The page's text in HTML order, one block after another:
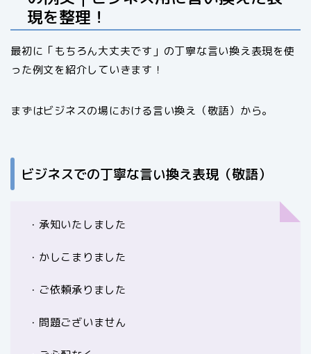
現を整理！
最初に「もちろん大丈夫です」の丁寧な言い換え表現を使
った例文を紹介していきます！
まずはビジネスの場における言い換え（敬語）から。
ビジネスでの丁寧な言い換え表現（敬語）
・承知いたしました
・かしこまりました
・ご依頼承りました
・問題ございません